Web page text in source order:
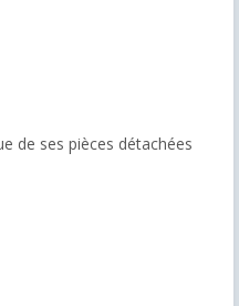
de ses pièces détachées